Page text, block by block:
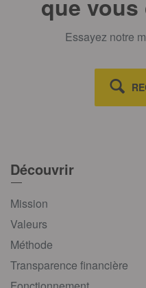
que vous
Essayez notre
Découvrir
Mission
Valeurs
Méthode
Transparence financière